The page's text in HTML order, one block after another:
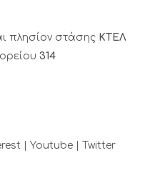
πλησίον στάσης ΚΤΕΛ
314
| Youtube | Twitter